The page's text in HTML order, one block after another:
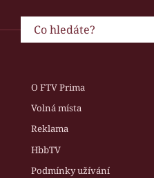
O FTV Prima
Volná místa
Reklama
HbbTV
Podmínky užívání